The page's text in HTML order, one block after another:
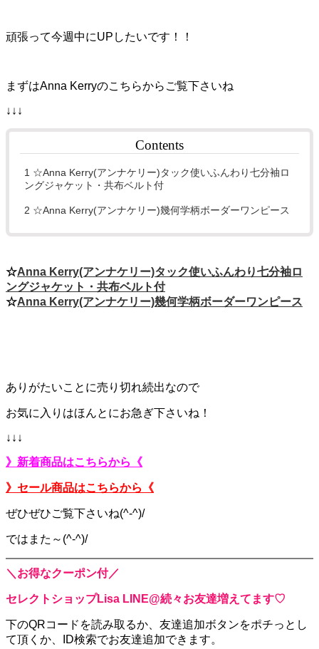
頑張って今週中にUPしたいです！！
まずはAnna Kerryのこちらからご覧下さいね
↓↓↓
Contents
1 ☆Anna Kerry(アンナケリー)タック使いふんわり七分袖ロ
ングジャケット・共布ベルト付
2 ☆Anna Kerry(アンナケリー)幾何学柄ボーダーワンピース
☆Anna Kerry(アンナケリー)タック使いふんわり七分袖ロ
ングジャケット・共布ベルト付
☆Anna Kerry(アンナケリー)幾何学柄ボーダーワンピース
ありがたいことに売り切れ続出なので
お気に入りはほんとにお急ぎ下さいね！
↓↓↓
》新着商品はこちらから《
》セール商品はこちらから《
ぜひぜひご覧下さいね(^-^)/
ではまた～(^-^)/
＼お得なクーポン付／
セレクトショップLisa LINE@続々お友達増えてます♡
下のQRコードを読み取るか、 友達追加ボタンをポチっとし
て頂くか、
ID検索でお友達追加できます。